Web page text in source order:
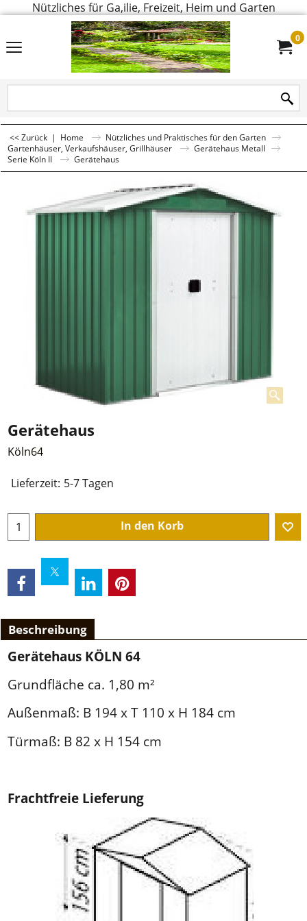
Nützliches für Ga,ilie, Freizeit, Heim und Garten
0
<< Zurück | Home
Nützliches und Praktisches für den Garten
Gartenhäuser, Verkaufshäuser, Grillhäuser
Gerätehaus Metall
Serie Köln II
Gerätehaus
Gerätehaus
Köln64
€267.00 zzgl. Mwst und Versandkosten
In den Korb
Beschreibung
Gerätehaus KÖLN 64
Grundfläche ca. 1,80 m²
Außenmaß: B 194 x T 110 x H 184 cm
Frachtfreie Lieferung